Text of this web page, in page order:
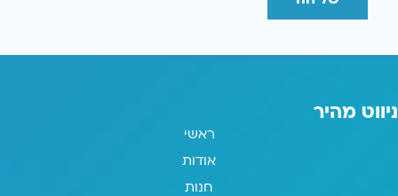
ניווט מהיר
ראשי
אודות
חנות